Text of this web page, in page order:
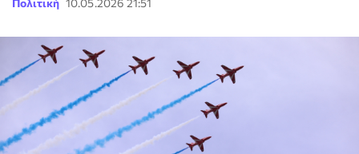
Πολιτική 10.05.2026 21:51